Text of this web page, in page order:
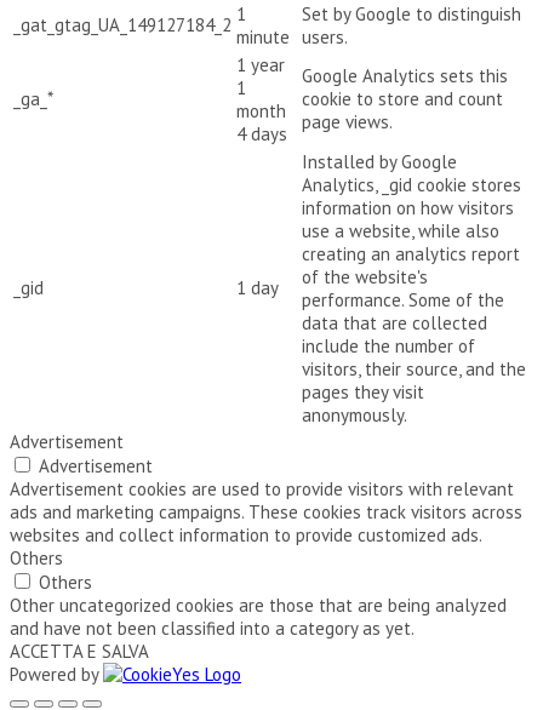
_gat_gtag_UA_149127184_2 1
minute
Set by Google to distinguish
users.
_ga_*
1 year
1
month
4 days
Google Analytics sets this
cookie to store and count
page views.
_gid 1 day
Installed by Google
Analytics, _gid cookie stores
information on how visitors
use a website, while also
creating an analytics report
of the website's
performance. Some of the
data that are collected
include the number of
visitors, their source, and the
pages they visit
anonymously.
Advertisement
Advertisement
Advertisement cookies are used to provide visitors with relevant
ads and marketing campaigns. These cookies track visitors across
websites and collect information to provide customized ads.
Others
Others
Other uncategorized cookies are those that are being analyzed
and have not been classified into a category as yet.
ACCETTA E SALVA
Powered by